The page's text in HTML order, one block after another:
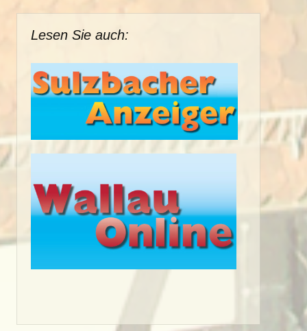
Lesen Sie auch: